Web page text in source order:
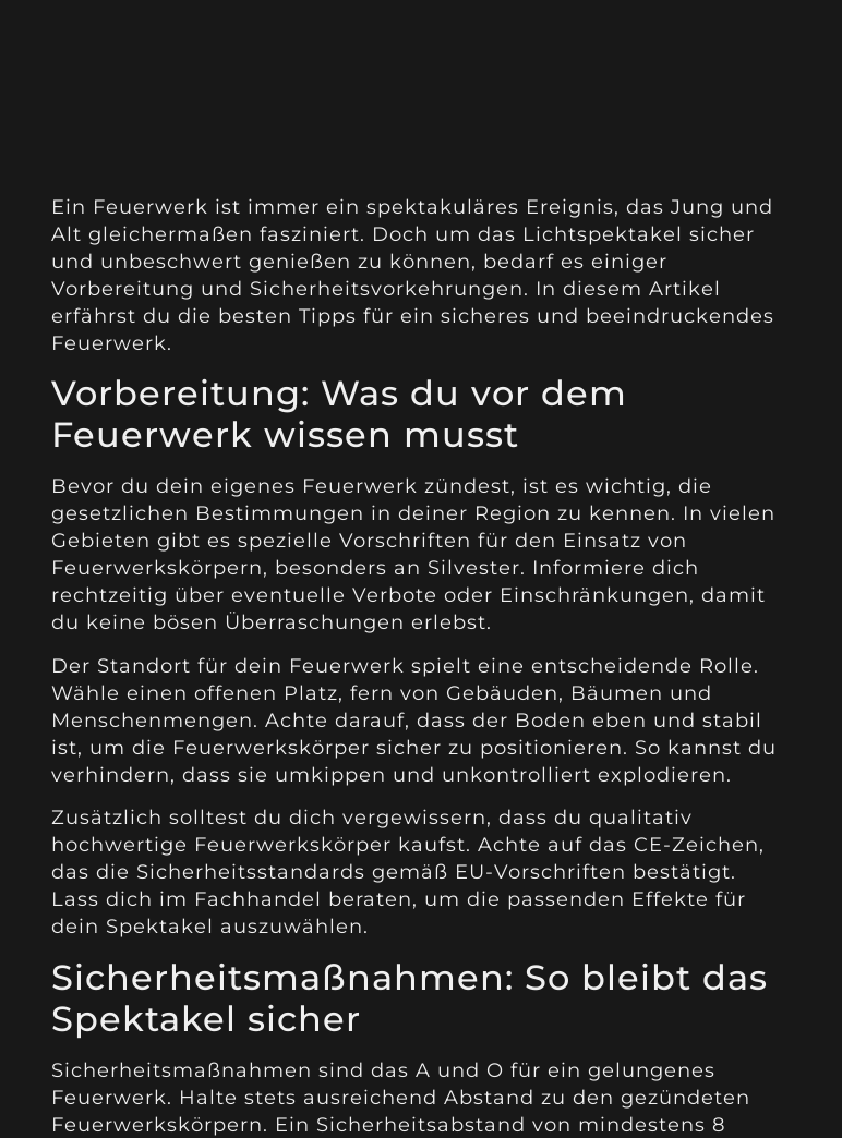
Ein Feuerwerk ist immer ein spektakuläres Ereignis, das Jung und
Alt gleichermaßen fasziniert. Doch um das Lichtspektakel sicher
und unbeschwert genießen zu können, bedarf es einiger
Vorbereitung und Sicherheitsvorkehrungen. In diesem Artikel
erfährst du die besten Tipps für ein sicheres und beeindruckendes
Feuerwerk.
Vorbereitung: Was du vor dem
Feuerwerk wissen musst
Bevor du dein eigenes Feuerwerk zündest, ist es wichtig, die
gesetzlichen Bestimmungen in deiner Region zu kennen. In vielen
Gebieten gibt es spezielle Vorschriften für den Einsatz von
Feuerwerkskörpern, besonders an Silvester. Informiere dich
rechtzeitig über eventuelle Verbote oder Einschränkungen, damit
du keine bösen Überraschungen erlebst.
Der Standort für dein Feuerwerk spielt eine entscheidende Rolle.
Wähle einen offenen Platz, fern von Gebäuden, Bäumen und
Menschenmengen. Achte darauf, dass der Boden eben und stabil
ist, um die Feuerwerkskörper sicher zu positionieren. So kannst du
verhindern, dass sie umkippen und unkontrolliert explodieren.
Zusätzlich solltest du dich vergewissern, dass du qualitativ
hochwertige Feuerwerkskörper kaufst. Achte auf das CE-Zeichen,
das die Sicherheitsstandards gemäß EU-Vorschriften bestätigt.
Lass dich im Fachhandel beraten, um die passenden Effekte für
dein Spektakel auszuwählen.
Sicherheitsmaßnahmen: So bleibt das
Spektakel sicher
Sicherheitsmaßnahmen sind das A und O für ein gelungenes
Feuerwerk. Halte stets ausreichend Abstand zu den gezündeten
Feuerwerkskörpern. Ein Sicherheitsabstand von mindestens 8